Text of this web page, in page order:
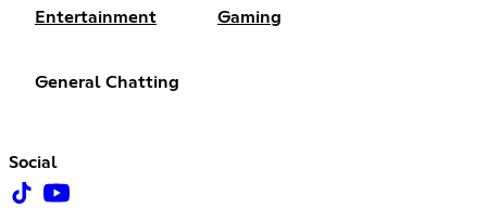
Entertainment Gaming
General Chatting
Social